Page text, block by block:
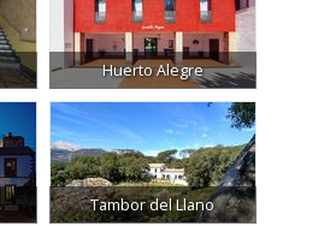
Huerto Alegre
Tambor del Llano
Buscar más